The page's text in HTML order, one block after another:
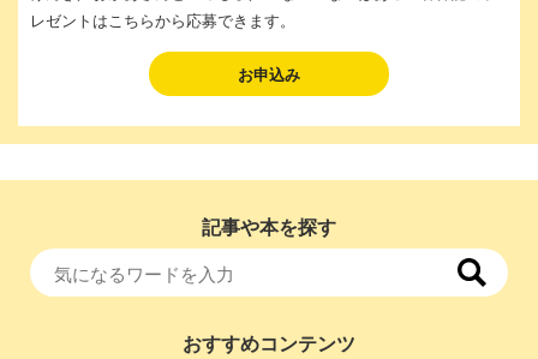
レゼントはこちらから応募できます。
お申込み
記事や本を探す
おすすめコンテンツ